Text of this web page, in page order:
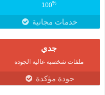
100%
خدمات مجانية
جدي
ملفات شخصية عالية الجودة
جودة مؤكدة